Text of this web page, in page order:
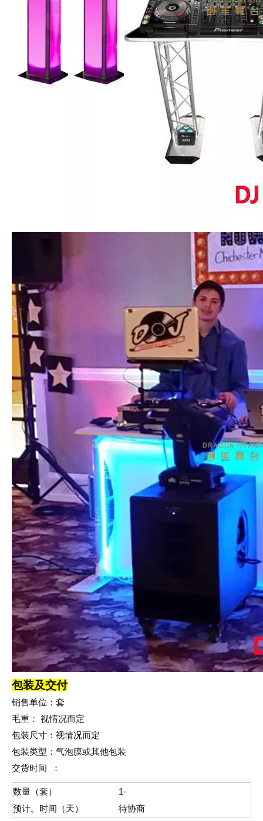
包装及交付
销售单位：套
毛重： 视情况而定
包装尺寸 ： 视情况而定
包装类型：气泡膜或其他包装
交货时间 ：
数量（套）
1-
预计。时间（天）
待协商